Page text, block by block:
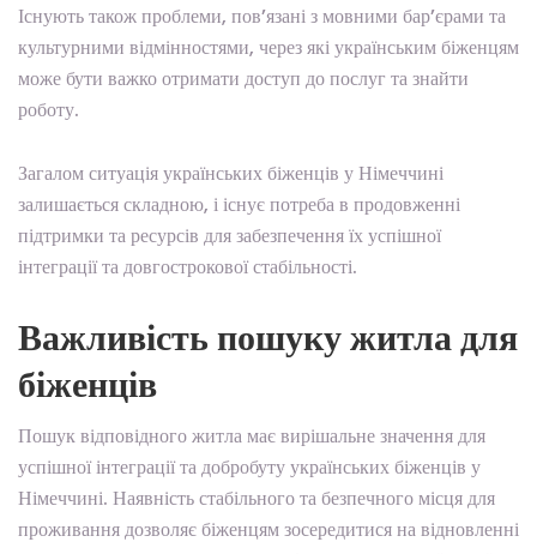
Існують також проблеми, пов’язані з мовними бар’єрами та
культурними відмінностями, через які українським біженцям
може бути важко отримати доступ до послуг та знайти
роботу.
Загалом ситуація українських біженців у Німеччині
залишається складною, і існує потреба в продовженні
підтримки та ресурсів для забезпечення їх успішної
інтеграції та довгострокової стабільності.
Важливість пошуку житла для
біженців
Пошук відповідного житла має вирішальне значення для
успішної інтеграції та добробуту українських біженців у
Німеччині. Наявність стабільного та безпечного місця для
проживання дозволяє біженцям зосередитися на відновленні